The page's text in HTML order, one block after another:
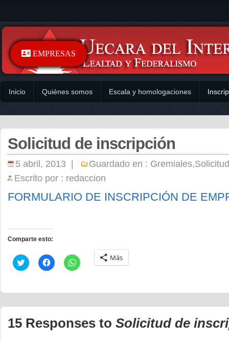
Inicio Quiénes somos Escala y homologaciones
Solicitud de inscripción
5 abril, 2013 | Guardado en : Gremiales,
Escrito por : redaccion
FORMULARIO DE INSCRIPCIÓN DE
Comparte esto:
Haz
clic
Twitter
abre
una
ventana
Haz
clic
Facebook
abre
una
ventana
Haz
clic
WhatsApp
abre
una
ventana
Más
15 Responses to Solicitud de
EMPRESAS